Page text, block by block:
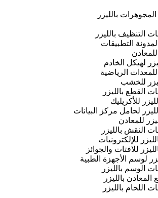
بالليزر
التنظيف بالليزر
لمدونة التطبيقات
للمعادن
لهيكل الخادم
للمعدات الرياضية
للخشب
القطع بالليزر
للأكريليك
لحامل مركز البيانات
للمعادن
النقش بالليزر
للإلكترونيات
للافتات والجوائز
لوسم الأجهزة الطبية
الوسم بالليزر
بالليزر
اللحام بالليزر